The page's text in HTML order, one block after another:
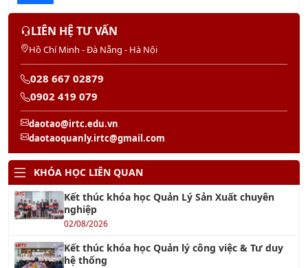
LIÊN HỆ TƯ VẤN
Hồ Chí Minh - Đà Nẵng - Hà Nội
028 667 02879
0902 419 079
daotao@irtc.edu.vn
daotaoquanly.irtc@gmail.com
KHÓA HỌC LIÊN QUAN
Kết thúc khóa học Quản Lý Sản Xuất chuyên
nghiệp
02/08/2026
Kết thúc khóa học Quản lý công việc & Tư duy
hệ thống